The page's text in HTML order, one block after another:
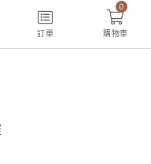
訂單
0
購物車